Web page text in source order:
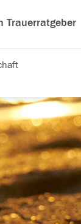
Trauerratgeber